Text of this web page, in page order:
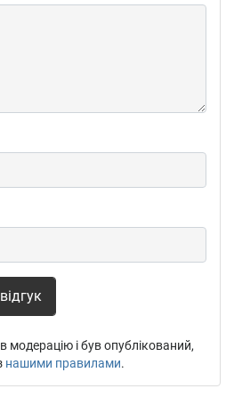
і був опублікований,
нашими правилами.